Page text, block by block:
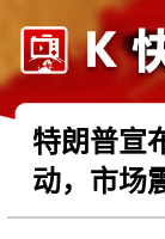
特朗普宣
动，市场